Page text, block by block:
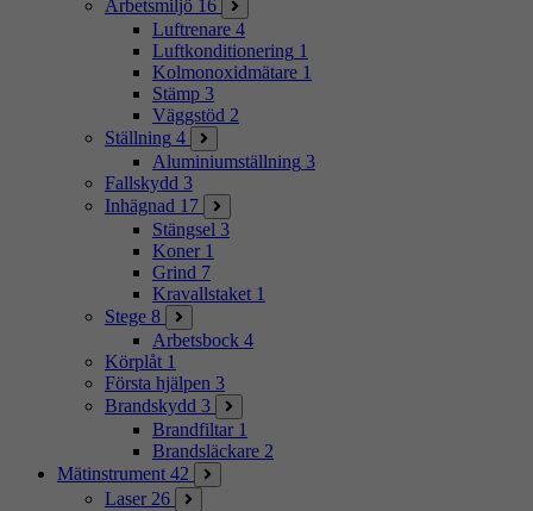
Arbetsmiljö 16
Luftrenare 4
Luftkonditionering 1
Kolmonoxidmätare 1
Stämp 3
Väggstöd 2
Ställning 4
Aluminiumställning 3
Fallskydd 3
Inhägnad 17
Stängsel 3
Koner 1
Grind 7
Kravallstaket 1
Stege 8
Arbetsbock 4
Körplåt 1
Första hjälpen 3
Brandskydd 3
Brandfiltar 1
Brandsläckare 2
Mätinstrument 42
Laser 26